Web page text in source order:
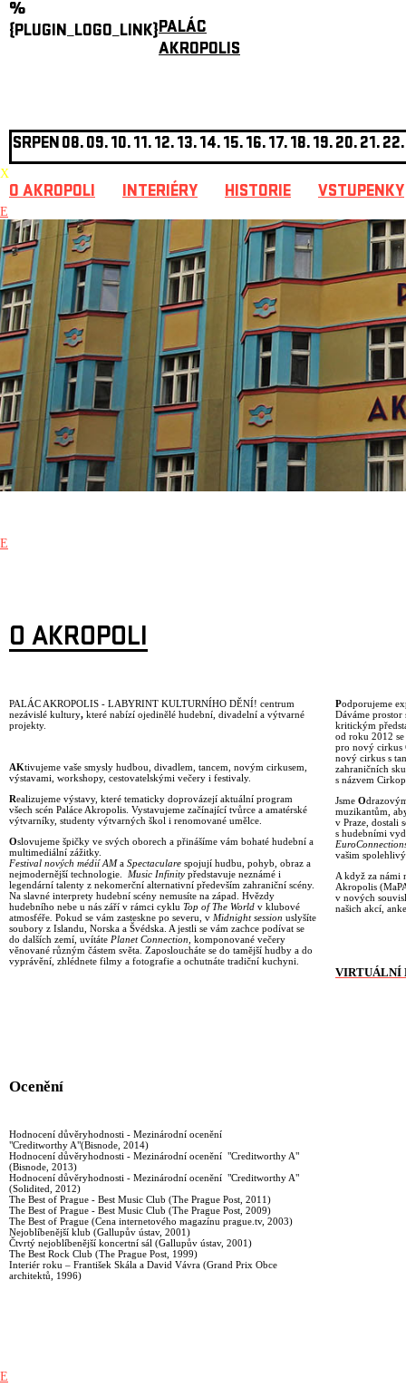
%
{PLUGIN_LOGO_LINK}PALÁC
AKROPOLIS
SRPEN08.09.10.11.12.13.14.15.16.17.18.19.20.21.22.
X
O AKROPOLI INTERIÉRY HISTORIE VSTUPENKY
E
E
O AKROPOLI
PALÁC AKROPOLIS - LABYRINT KULTURNÍHO DĚNÍ! centrum
nezávislé kultury, které nabízí ojedinělé hudební, divadelní a výtvarné
projekty.
AKtivujeme vaše smysly hudbou, divadlem, tancem, novým cirkusem,
výstavami, workshopy, cestovatelskými večery i festivaly.
Realizujeme výstavy, které tematicky doprovázejí aktuální program
všech scén Paláce Akropolis. Vystavujeme začínající tvůrce a amatérské
výtvarníky, studenty výtvarných škol i renomované umělce.
Oslovujeme špičky ve svých oborech a přinášíme vám bohaté hudební a
multimediální zážitky.
Festival nových médií AMa Spectaculare spojují hudbu, pohyb, obraz a
nejmodernější technologie. Music Infinity představuje neznámé i
legendární talenty z nekomerční alternativní především zahraniční scény.
Na slavné interprety hudební scény nemusíte na západ. Hvězdy
hudebního nebe u nás září v rámci cyklu Top of The World v klubové
atmosféře Pokud se vám zasteskne po severu, v Midnight session uslyšíte
soubory z Islandu, Norska a Švédska. A jestli se vám zachce podívat se
do dalších zemí, uvítáte Planet Connection , komponované večery
věnované různým částem světa. Zaposloucháte se do tamější hudby a do
vyprávění, zhlédnete filmy a fotografie a ochutnáte tradiční kuchyni.
Podporujeme
Dáváme
kritickým
od roku 2012
pro nový cirkus
nový cirkus s
zahraničních
s názvem
Jsme O
muzikantům,
v Praze, dostali
s hudebními
vašim
A když za námi
Akropolis
v nových
našich akcí,
VIRTUÁLNÍ
Ocenění
Hodnocení důvěryhodnosti - Mezinárodní ocenění
"Creditworthy A"(Bisnode, 2014)
Hodnocení důvěryhodnosti - Mezinárodní ocenění "Creditworthy A"
(Bisnode, 2013)
Hodnocení důvěryhodnosti - Mezinárodní ocenění "Creditworthy A"
(Solidited, 2012)
The Best of Prague - Best Music Club (The Prague Post, 2011)
The Best of Prague - Best Music Club (The Prague Post, 2009)
The Best of Prague (Cena internetového magazínu prague.tv, 2003)
Nejoblíbenější klub (Gallupův ústav, 2001)
Čtvrtý nejoblíbenější koncertní sál (Gallupův ústav, 2001)
The Best Rock Club (The Prague Post, 1999)
Interiér roku – František Skála a David Vávra (Grand Prix Obce
architektů, 1996)
E